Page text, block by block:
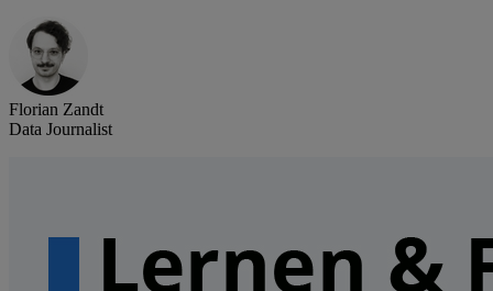
Florian Zandt
Data Journalist